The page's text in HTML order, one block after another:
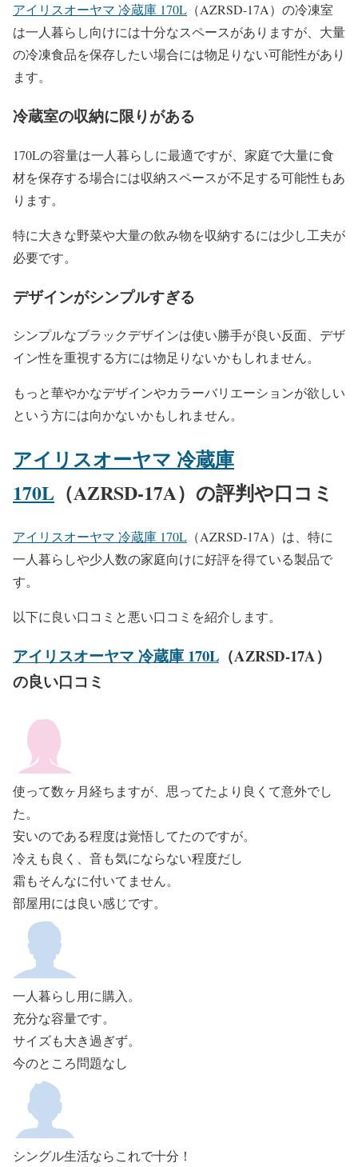
アイリスオーヤマ 冷蔵庫 170L （AZRSD-17A）の冷凍室
は一人暮らし向けには十分なスペースがありますが、大量
の冷凍食品を保存したい場合には物足りない可能性があり
ます。
冷蔵室の収納に限りがある
170Lの容量は一人暮らしに最適ですが、家庭で大量に食
材を保存する場合には収納スペースが不足する可能性もあ
ります。
特に大きな野菜や大量の飲み物を収納するには少し工夫が
必要です。
デザインがシンプルすぎる
シンプルなブラックデザインは使い勝手が良い反面、デザ
イン性を重視する方には物足りないかもしれません。
もっと華やかなデザインやカラーバリエーションが欲しい
という方には向かないかもしれません。
アイリスオーヤマ 冷蔵庫
170L （AZRSD-17A）の評判や口コミ
アイリスオーヤマ 冷蔵庫 170L （AZRSD-17A）は、特に
一人暮らしや少人数の家庭向けに好評を得ている製品で
す。
以下に良い口コミと悪い口コミを紹介します。
アイリスオーヤマ 冷蔵庫 170L （AZRSD-17A）
の良い口コミ
使って数ヶ月経ちますが、思ってたより良くて意外でし
た。
安いのである程度は覚悟してたのですが。
冷えも良く、音も気にならない程度だし
霜もそんなに付いてません。
部屋用には良い感じです。
一人暮らし用に購入。
充分な容量です。
サイズも大き過ぎず。
今のところ問題なし
シングル生活ならこれで十分！